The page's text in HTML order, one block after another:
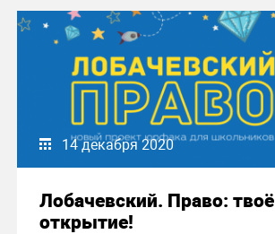
14 декабря 2020
Лобачевский. Право: твоё
открытие!